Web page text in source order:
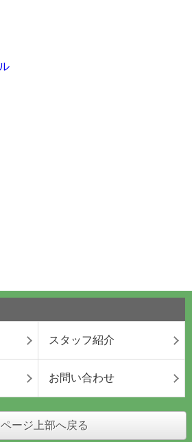
スタッフ紹介
お問い合わせ
ページ上部へ戻る